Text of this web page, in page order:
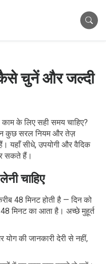
चुनें और जल्दी
के लिए सही समय चाहिए?
कुछ सरल नियम और तेज़
यहाँ सीधे, उपयोगी और वैदिक
सकते हैं।
चाहिए
48 मिनट होती है — दिन को
मिनट का आता है। अच्छे मुहूर्त
योग की जानकारी देरी से नहीं,